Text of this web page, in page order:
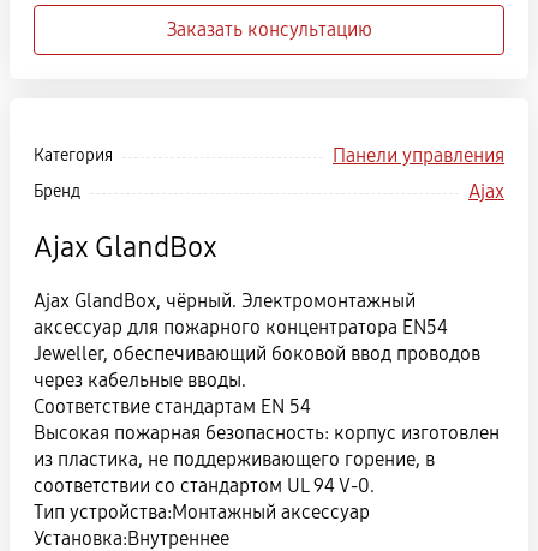
Категория Панели управления
Бренд Ajax
Ajax GlandBox
Ajax GlandBox, чёрный. Электромонтажный
аксессуар для пожарного концентратора EN54
Jeweller, обеспечивающий боковой ввод проводов
через кабельные вводы.
Соответствие стандартам EN 54
Высокая пожарная безопасность: корпус изготовлен
из пластика, не поддерживающего горение, в
соответствии со стандартом UL 94 V-0.
Тип устройства:Монтажный аксессуар
Установка:Внутреннее
Заказать консультацию